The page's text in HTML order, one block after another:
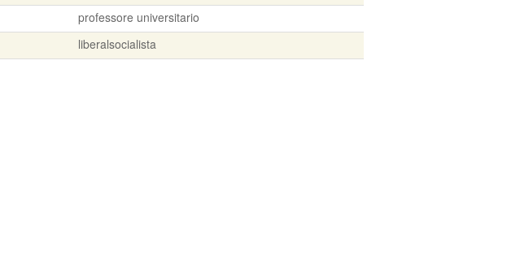
professore universitario
liberalsocialista